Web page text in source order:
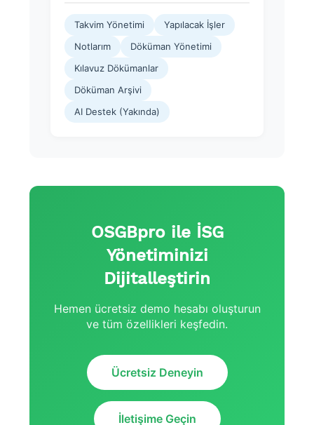
Takvim Yönetimi
Yapılacak İşler
Notlarım
Döküman Yönetimi
Kılavuz Dökümanlar
Döküman Arşivi
AI Destek (Yakında)
OSGBpro ile İSG
Yönetiminizi
Dijitalleştirin
Hemen ücretsiz demo hesabı oluşturun
ve tüm özellikleri keşfedin.
Ücretsiz Deneyin
İletişime Geçin